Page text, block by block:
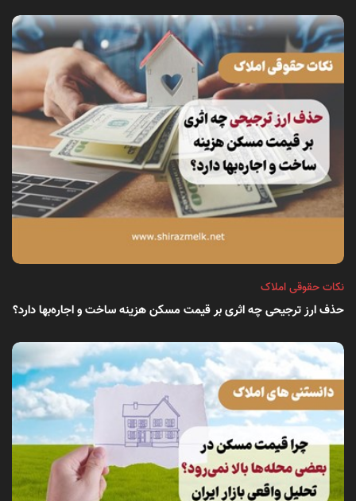
نکات حقوقی املاک
حذف ارز ترجیحی چه اثری بر قیمت مسکن هزینه ساخت و اجاره‌بها دارد؟